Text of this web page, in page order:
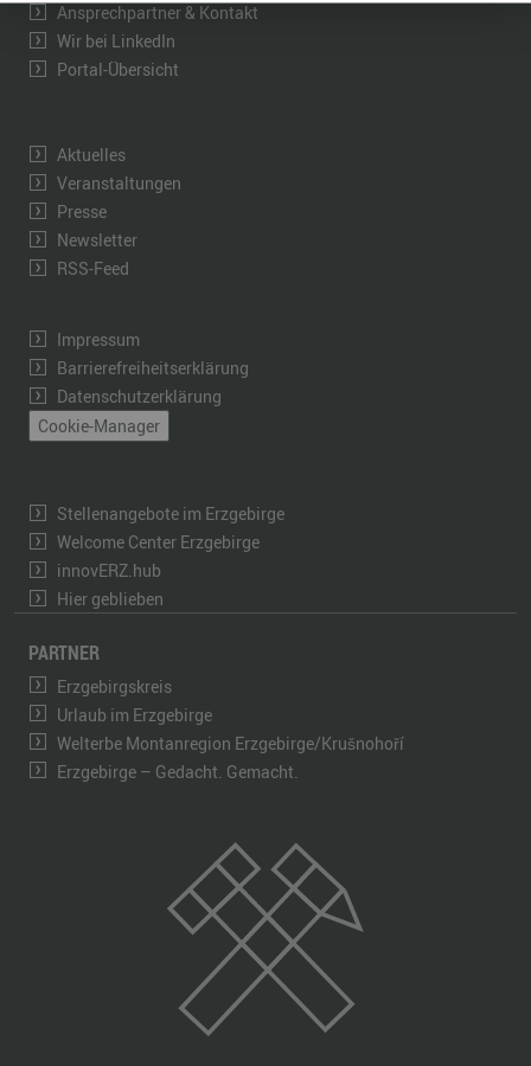
Ansprechpartner & Kontakt
Wir bei LinkedIn
Portal-Übersicht
Aktuelles
Veranstaltungen
Presse
Newsletter
RSS-Feed
Impressum
Barrierefreiheitserklärung
Datenschutzerklärung
Cookie-Manager
Stellenangebote im Erzgebirge
Welcome Center Erzgebirge
innovERZ.hub
Hier geblieben
PARTNER
Erzgebirgskreis
Urlaub im Erzgebirge
Welterbe Montanregion Erzgebirge/Krušnohoří
Erzgebirge – Gedacht. Gemacht.